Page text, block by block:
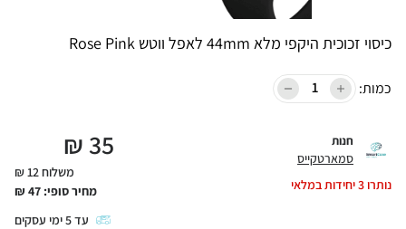
כיסוי זכוכית היקפי מלא 44mm לאפל ווטש Rose Pink
כמות:
חנות
סמארטקייס
נותרו3יחידות במלאי
35
₪
משלוח 12 ₪
מחיר סופי: 47
₪
עד5ימי עסקים